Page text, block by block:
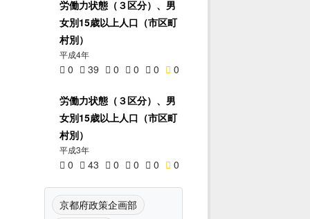
労働力状態（３区分）、男
女別15歳以上人口（市区町
村別）
平成4年
0 39 0 0 0 0
労働力状態（３区分）、男
女別15歳以上人口（市区町
村別）
平成3年
0 43 0 0 0 0
京都府政策企画部